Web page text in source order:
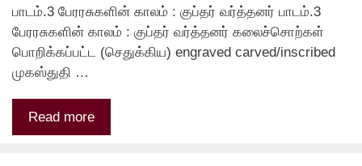
பாடம்.3 பேரரசுகளின் காலம் : குப்தர் வர்த்தனர் பாடம்.3
பேரரசுகளின் காலம் : குப்தர் வர்த்தனர் கலைச்சொற்கள்
பொறிக்கப்பட்ட (செதுக்கிய) engraved carved/inscribed
முகஸ்துதி …
Read more